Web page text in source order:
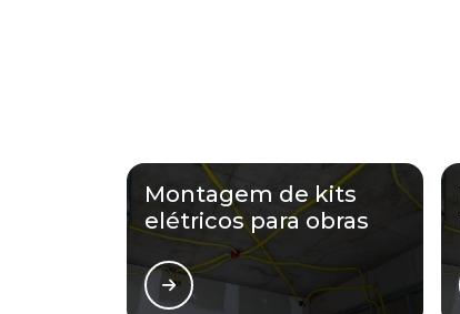
Montagem de kits
elétricos para obras